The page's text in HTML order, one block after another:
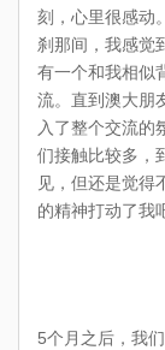
刻，心里很感动
刹那间，我感觉
有一个和我相似
流。直到澳大朋
入了整个交流的
们接触比较多，
见，但还是觉得
的精神打动了我
5个月之后，我